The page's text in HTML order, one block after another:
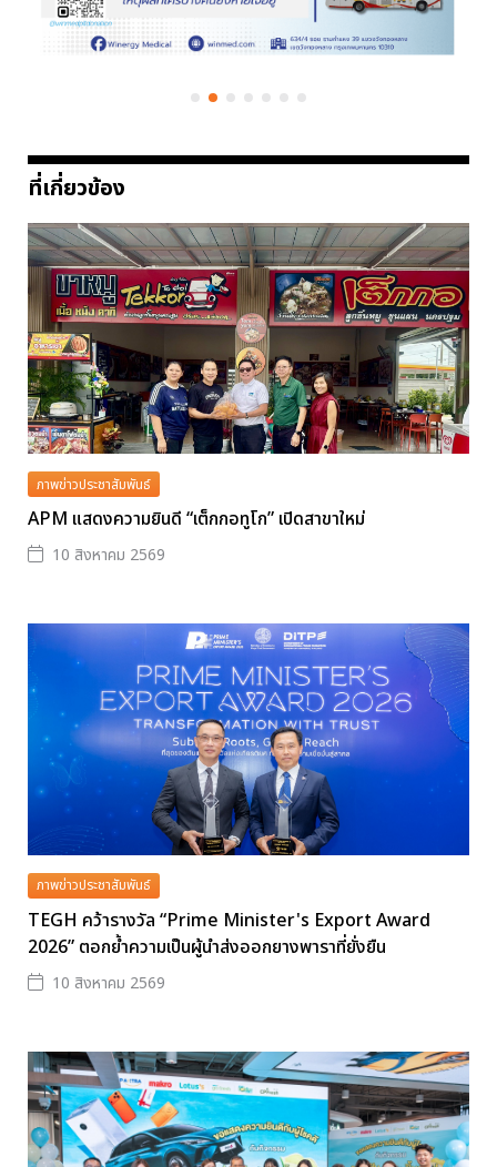
ที่เกี่ยวข้อง
ภาพข่าวประชาสัมพันธ์
APM แสดงความยินดี “เต็กกอทูโก” เปิดสาขาใหม่
10 สิงหาคม 2569
ภาพข่าวประชาสัมพันธ์
TEGH คว้ารางวัล “Prime Minister's Export Award
2026” ตอกย้ำความเป็นผู้นำส่งออกยางพาราที่ยั่งยืน
10 สิงหาคม 2569